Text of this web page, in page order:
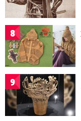
8
9